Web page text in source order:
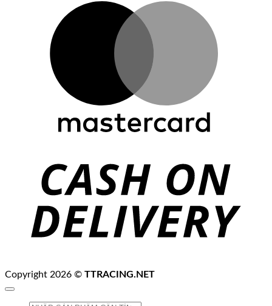
Copyright 2026 © TTRACING.NET